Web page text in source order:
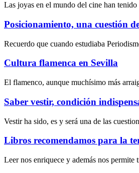
Las joyas en el mundo del cine han
Posicionamiento, una cuestión
Recuerdo que cuando estudiaba
Cultura flamenca en Sevilla
El flamenco, aunque muchísimo más
Saber vestir, condición
Vestir ha sido, es y será una de las
Libros recomendamos para la
Leer nos enriquece y además nos